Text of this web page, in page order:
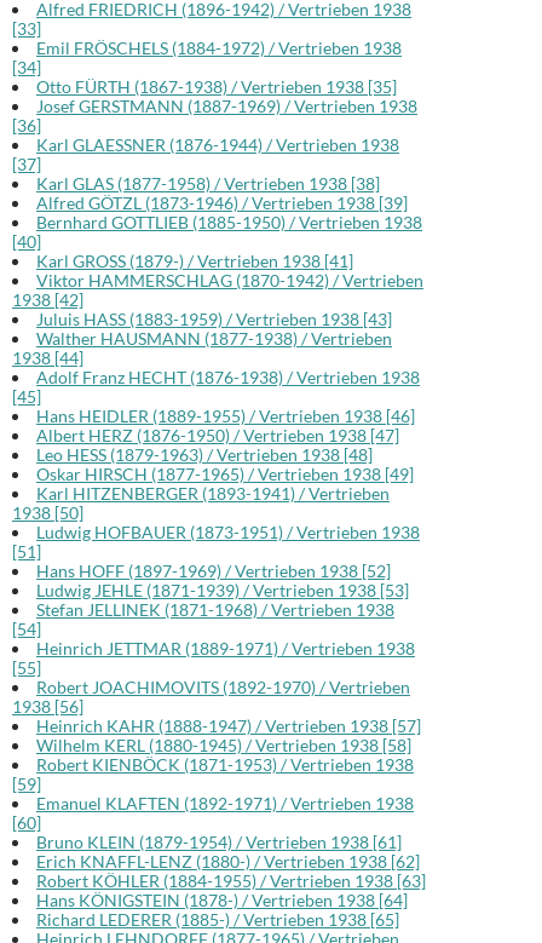
Alfred FRIEDRICH (1896-1942) / Vertrieben 1938
[33]
Emil FRÖSCHELS (1884-1972) / Vertrieben 1938
[34]
Otto FÜRTH (1867-1938) / Vertrieben 1938 [35]
Josef GERSTMANN (1887-1969) / Vertrieben 1938
[36]
Karl GLAESSNER (1876-1944) / Vertrieben 1938
[37]
Karl GLAS (1877-1958) / Vertrieben 1938 [38]
Alfred GÖTZL (1873-1946) / Vertrieben 1938 [39]
Bernhard GOTTLIEB (1885-1950) / Vertrieben 1938
[40]
Karl GROSS (1879-) / Vertrieben 1938 [41]
Viktor HAMMERSCHLAG (1870-1942) / Vertrieben
1938 [42]
Juluis HASS (1883-1959) / Vertrieben 1938 [43]
Walther HAUSMANN (1877-1938) / Vertrieben
1938 [44]
Adolf Franz HECHT (1876-1938) / Vertrieben 1938
[45]
Hans HEIDLER (1889-1955) / Vertrieben 1938 [46]
Albert HERZ (1876-1950) / Vertrieben 1938 [47]
Leo HESS (1879-1963) / Vertrieben 1938 [48]
Oskar HIRSCH (1877-1965) / Vertrieben 1938 [49]
Karl HITZENBERGER (1893-1941) / Vertrieben
1938 [50]
Ludwig HOFBAUER (1873-1951) / Vertrieben 1938
[51]
Hans HOFF (1897-1969) / Vertrieben 1938 [52]
Ludwig JEHLE (1871-1939) / Vertrieben 1938 [53]
Stefan JELLINEK (1871-1968) / Vertrieben 1938
[54]
Heinrich JETTMAR (1889-1971) / Vertrieben 1938
[55]
Robert JOACHIMOVITS (1892-1970) / Vertrieben
1938 [56]
Heinrich KAHR (1888-1947) / Vertrieben 1938 [57]
Wilhelm KERL (1880-1945) / Vertrieben 1938 [58]
Robert KIENBÖCK (1871-1953) / Vertrieben 1938
[59]
Emanuel KLAFTEN (1892-1971) / Vertrieben 1938
[60]
Bruno KLEIN (1879-1954) / Vertrieben 1938 [61]
Erich KNAFFL-LENZ (1880-) / Vertrieben 1938 [62]
Robert KÖHLER (1884-1955) / Vertrieben 1938 [63]
Hans KÖNIGSTEIN (1878-) / Vertrieben 1938 [64]
Richard LEDERER (1885-) / Vertrieben 1938 [65]